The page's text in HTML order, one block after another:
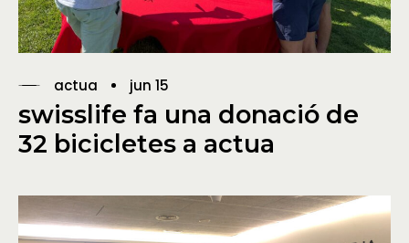
actua jun 15
swisslife fa una donació de
32 bicicletes a actua